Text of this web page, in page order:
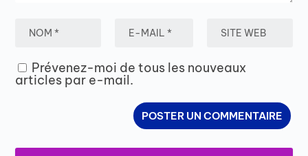
Prévenez-moi de tous les nouveaux
articles par e-mail.